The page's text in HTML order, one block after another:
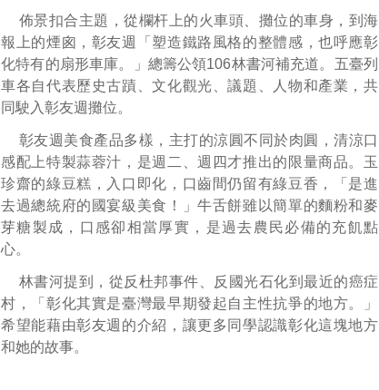
佈景扣合主題，從欄杆上的火車頭、攤位的車身，到海
報上的煙囪，彰友週「塑造鐵路風格的整體感，也呼應彰
化特有的扇形車庫。」總籌公領106林書河補充道。五臺列
車各自代表歷史古蹟、文化觀光、議題、人物和產業，共
同駛入彰友週攤位。
彰友週美食產品多樣，主打的涼圓不同於肉圓，清涼口
感配上特製蒜蓉汁，是週二、週四才推出的限量商品。玉
珍齋的綠豆糕，入口即化，口齒間仍留有綠豆香，「是進
去過總統府的國宴級美食！」牛舌餅雖以簡單的麵粉和麥
芽糖製成，口感卻相當厚實，是過去農民必備的充飢點
心。
林書河提到，從反杜邦事件、反國光石化到最近的癌症
村，「彰化其實是臺灣最早期發起自主性抗爭的地方。」
希望能藉由彰友週的介紹，讓更多同學認識彰化這塊地方
和她的故事。